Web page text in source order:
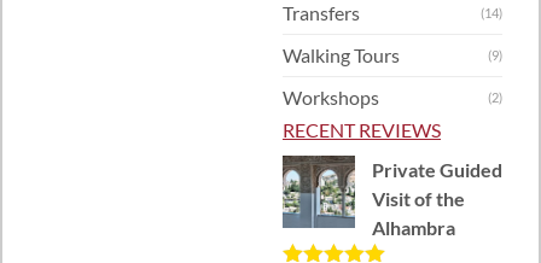
Transfers (14)
Walking Tours (9)
Workshops (2)
RECENT REVIEWS
Private Guided
Visit of the
Alhambra